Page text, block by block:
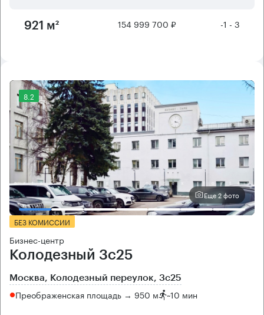
921 м² 154 999 700 ₽ -1 - 3
8.2
Еще 2 фото
БЕЗ КОМИССИИ
Бизнес-центр
Колодезный 3с25
Москва, Колодезный переулок, 3с25
Преображенская площадь → 950 м ~10 мин